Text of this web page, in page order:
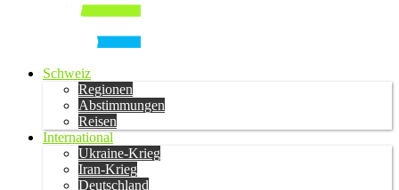
Schweiz
Regionen
Abstimmungen
Reisen
International
Ukraine-Krieg
Iran-Krieg
Deutschland